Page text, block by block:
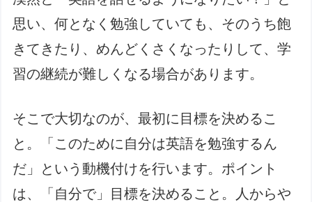
思い、何となく勉強していても、そのうち飽
きてきたり、めんどくさくなったりして、学
習の継続が難しくなる場合があります。
そこで大切なのが、最初に目標を決めるこ
と。「このために自分は英語を勉強するん
だ」という動機付けを行います。ポイント
は、「自分で」目標を決めること。人からや